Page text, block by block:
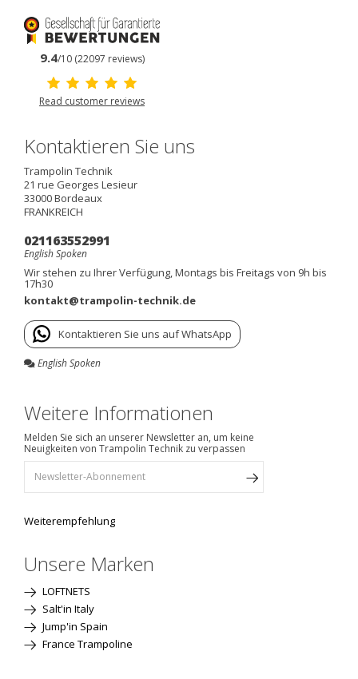
9.4/10 (22097 reviews)
Read customer reviews
Kontaktieren Sie uns
Trampolin Technik
21 rue Georges Lesieur
33000Bordeaux
FRANKREICH
021163552991
English Spoken
Wir stehen zu Ihrer Verfügung, Montags bis Freitags von 9h bis
17h30
kontakt@trampolin-technik.de
Kontaktieren Sie uns auf WhatsApp
English Spoken
Weitere Informationen
Melden Sie sich an unserer Newsletter an, um keine
Neuigkeiten von Trampolin Technik zu verpassen
Weiterempfehlung
Unsere Marken
LOFTNETS
Salt'in Italy
Jump'in Spain
France Trampoline